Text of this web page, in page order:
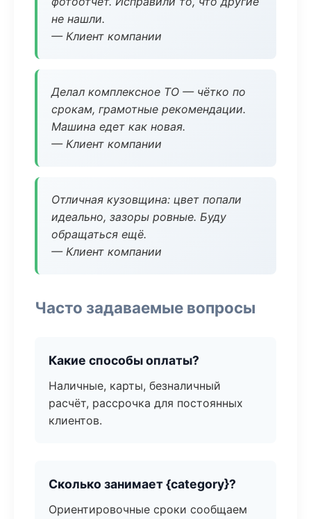
не нашли.
— Клиент компании
Делал комплексное ТО — чётко по
срокам, грамотные рекомендации.
Машина едет как новая.
— Клиент компании
Отличная кузовщина: цвет попали
идеально, зазоры ровные. Буду
обращаться ещё.
— Клиент компании
Часто задаваемые вопросы
Какие способы оплаты?
Наличные, карты, безналичный
расчёт, рассрочка для постоянных
клиентов.
Сколько занимает {category}?
Ориентировочные сроки сообщаем